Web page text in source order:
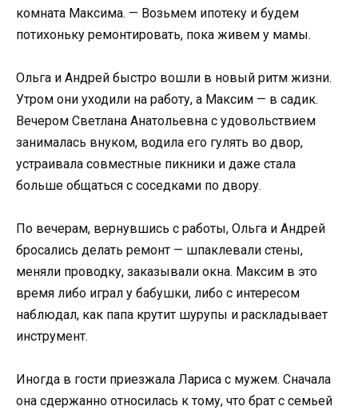
комната Максима. — Возьмем ипотеку и будем
потихоньку ремонтировать, пока живем у мамы.
Ольга и Андрей быстро вошли в новый ритм жизни.
Утром они уходили на работу, а Максим — в садик.
Вечером Светлана Анатольевна с удовольствием
занималась внуком, водила его гулять во двор,
устраивала совместные пикники и даже стала
больше общаться с соседками по двору.
По вечерам, вернувшись с работы, Ольга и Андрей
бросались делать ремонт — шпаклевали стены,
меняли проводку, заказывали окна. Максим в это
время либо играл у бабушки, либо с интересом
наблюдал, как папа крутит шурупы и раскладывает
инструмент.
Иногда в гости приезжала Лариса с мужем. Сначала
она сдержанно относилась к тому, что брат с семьей